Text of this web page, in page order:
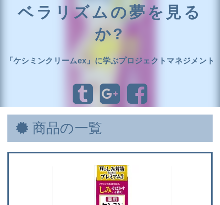
ベラリズムの夢を見る
か?
「ケシミンクリームex」に学ぶプロジェクトマネジメント
商品の一覧